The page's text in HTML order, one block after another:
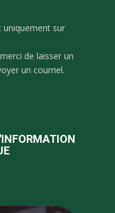
uniquement sur
de laisser un
un courriel.